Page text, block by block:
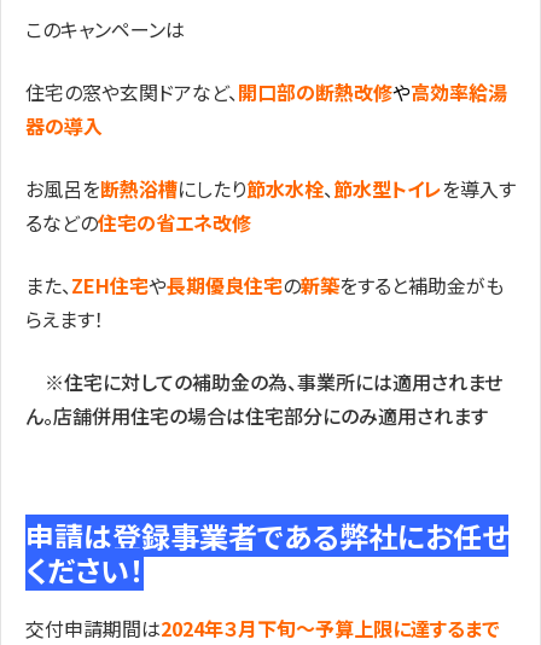
このキャンペーンは
住宅の窓や玄関ドアなど、開口部の断熱改修や高効率給湯
器の導入
お風呂を断熱浴槽にしたり節水水栓、節水型トイレを導入す
るなどの住宅の省エネ改修
また、ZEH住宅や長期優良住宅の新築をすると補助金がも
らえます！
※住宅に対しての補助金の為、事業所には適用されませ
ん。店舗併用住宅の場合は住宅部分にのみ適用されます
申請は登録事業者である弊社にお任せ
ください！
交付申請期間は2024年３月下旬～予算上限に達するまで